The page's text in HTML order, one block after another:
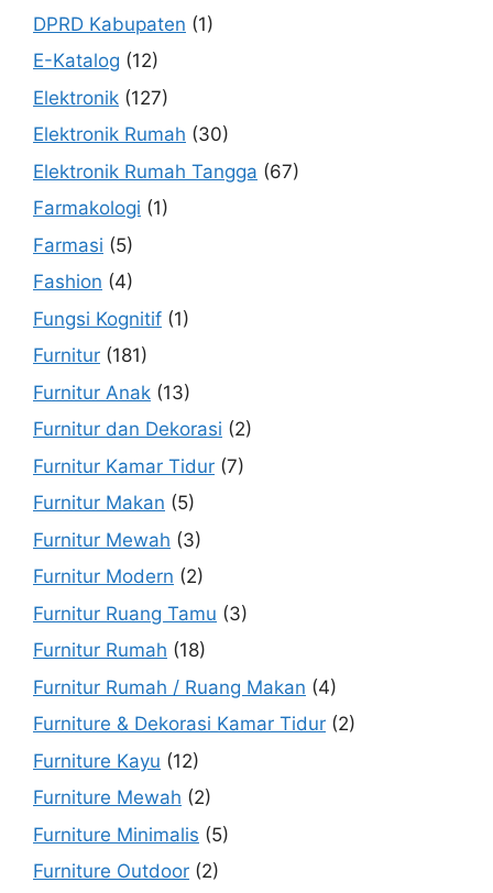
DPRD Kabupaten (1)
E-Katalog (12)
Elektronik (127)
Elektronik Rumah (30)
Elektronik Rumah Tangga (67)
Farmakologi (1)
Farmasi (5)
Fashion (4)
Fungsi Kognitif (1)
Furnitur (181)
Furnitur Anak (13)
Furnitur dan Dekorasi (2)
Furnitur Kamar Tidur (7)
Furnitur Makan (5)
Furnitur Mewah (3)
Furnitur Modern (2)
Furnitur Ruang Tamu (3)
Furnitur Rumah (18)
Furnitur Rumah / Ruang Makan (4)
Furniture & Dekorasi Kamar Tidur (2)
Furniture Kayu (12)
Furniture Mewah (2)
Furniture Minimalis (5)
Furniture Outdoor (2)